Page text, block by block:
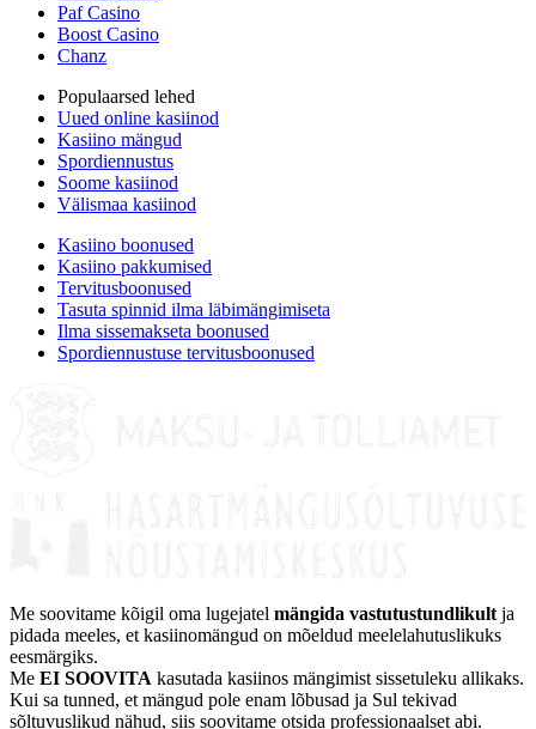
Paf Casino
Boost Casino
Chanz
Populaarsed lehed
Uued online kasiinod
Kasiino mängud
Spordiennustus
Soome kasiinod
Välismaa kasiinod
Kasiino boonused
Kasiino pakkumised
Tervitusboonused
Tasuta spinnid ilma läbimängimiseta
Ilma sissemakseta boonused
Spordiennustuse tervitusboonused
Me soovitame kõigil oma lugejatel mängida vastutustundlikult ja
pidada meeles, et kasiinomängud on mõeldud meelelahutuslikuks
eesmärgiks.
Me EI SOOVITA kasutada kasiinos mängimist sissetuleku allikaks.
Kui sa tunned, et mängud pole enam lõbusad ja Sul tekivad
sõltuvuslikud nähud, siis soovitame otsida professionaalset abi.